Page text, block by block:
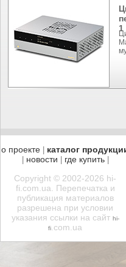
1
о проекте каталог
новости где купить|
Copyright © 2002-2026 hi-
fi.com.ua. Перепечатка и
публикация материалов
разрешена при условии
указания ссылки на сайт hi-
fi .com.ua